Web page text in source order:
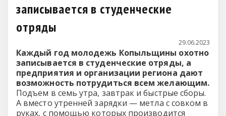
записывается в студенческие
отряды
29.06.2023
Каждый год молодежь Копыльщины охотно
записывается в студенческие отряды, а
предприятия и организации региона дают
возможность потрудиться всем желающим.
Подъем в семь утра, завтрак и быстрые сборы.
А вместо утренней зарядки — метла с совком в
руках, с помощью которых производится